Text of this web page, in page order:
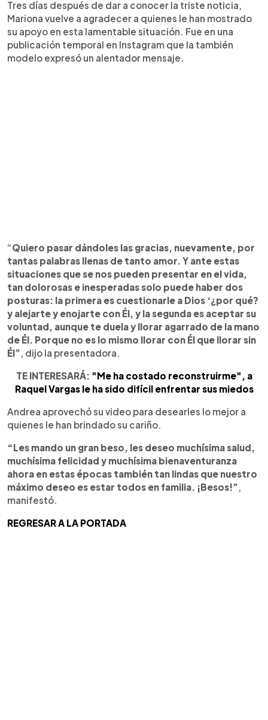
Tres días después de dar a conocer la triste noticia,
Mariona vuelve a agradecer a quienes le han mostrado
su apoyo en esta lamentable situación. Fue en una
publicación temporal en Instagram que la también
modelo expresó un alentador mensaje.
“Quiero pasar dándoles las gracias, nuevamente, por
tantas palabras llenas de tanto amor. Y ante estas
situaciones que se nos pueden presentar en el vida,
tan dolorosas e inesperadas solo puede haber dos
posturas: la primera es cuestionarle a Dios ‘¿por qué?
y alejarte y enojarte con Él, y la segunda es aceptar su
voluntad, aunque te duela y llorar agarrado de la mano
de Él. Porque no es lo mismo llorar con Él que llorar sin
Él” , dijo la presentadora.
TE INTERESARÁ: "Me ha costado reconstruirme", a
Raquel Vargas le ha sido difícil enfrentar sus miedos
Andrea aprovechó su video para desearles lo mejor a
quienes le han brindado su cariño.
“Les mando un gran beso, les deseo muchísima salud,
muchísima felicidad y muchísima bienaventuranza
ahora en estas épocas también tan lindas que nuestro
máximo deseo es estar todos en familia. ¡Besos!”
manifestó.
REGRESAR A LA PORTADA